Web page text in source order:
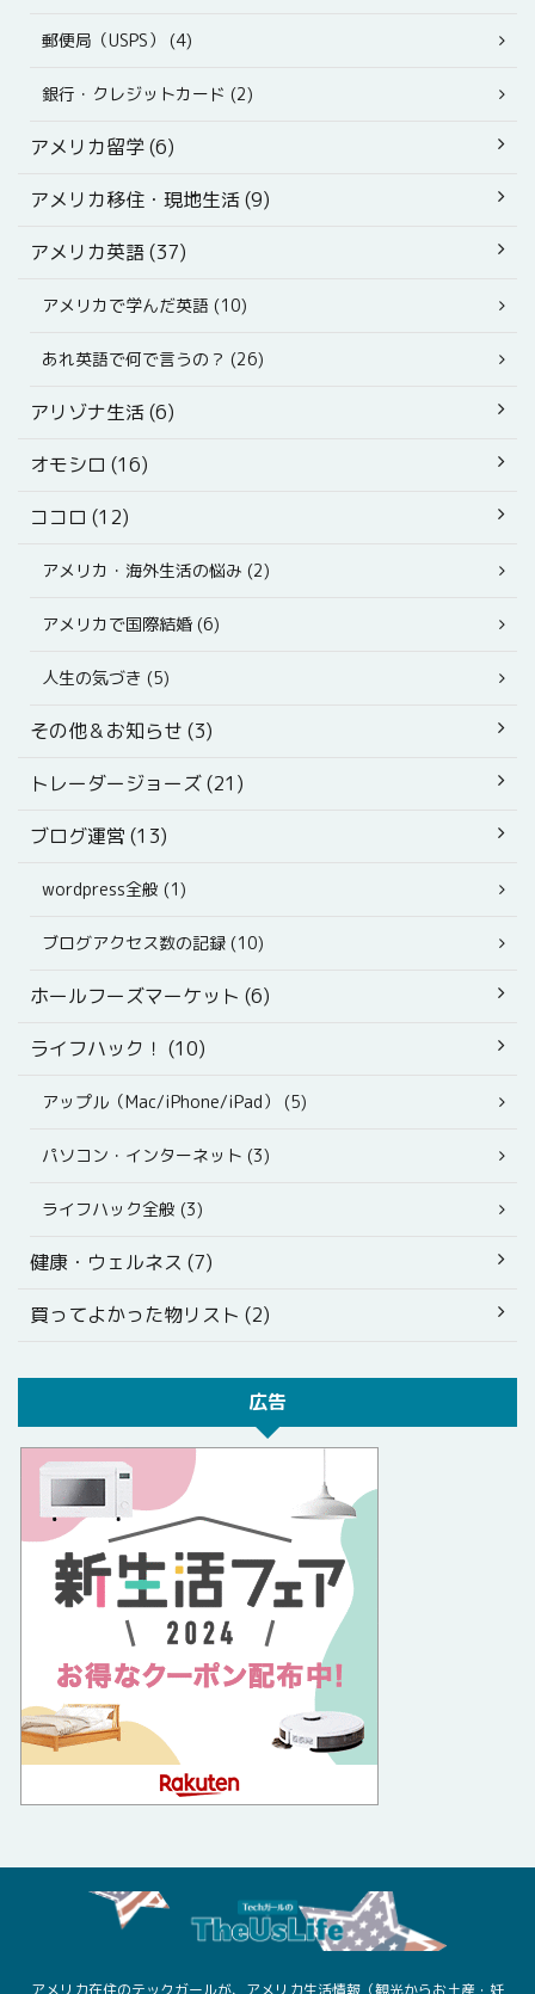
郵便局（USPS） (4)
銀行・クレジットカード (2)
アメリカ留学 (6)
アメリカ移住・現地生活 (9)
アメリカ英語 (37)
アメリカで学んだ英語 (10)
あれ英語で何で言うの？ (26)
アリゾナ生活 (6)
オモシロ (16)
ココロ (12)
アメリカ・海外生活の悩み (2)
アメリカで国際結婚 (6)
人生の気づき (5)
その他＆お知らせ (3)
トレーダージョーズ (21)
ブログ運営 (13)
wordpress全般 (1)
ブログアクセス数の記録 (10)
ホールフーズマーケット (6)
ライフハック！ (10)
アップル（Mac/iPhone/iPad） (5)
パソコン・インターネット (3)
ライフハック全般 (3)
健康・ウェルネス (7)
買ってよかった物リスト (2)
広告